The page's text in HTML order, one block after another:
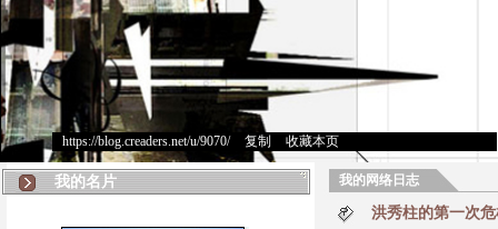
https://blog.creaders.net/u/9070/> 复制 收藏本页
我的名片 我的网络日志
洪秀柱的第一次